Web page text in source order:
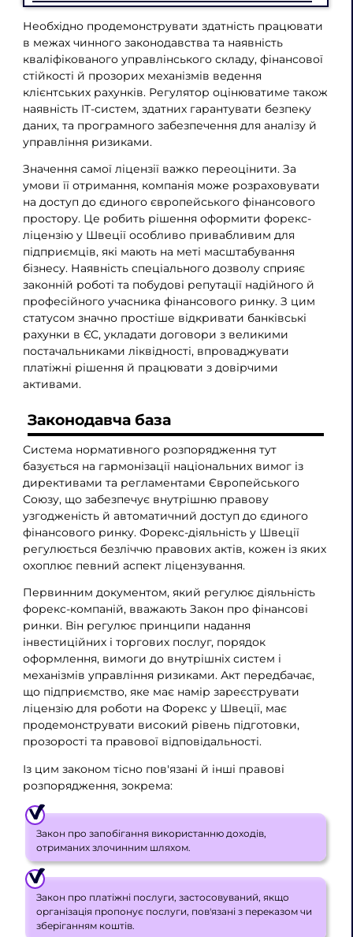
Необхідно продемонструвати здатність працювати
в межах чинного законодавства та наявність
кваліфікованого управлінського складу, фінансової
стійкості й прозорих механізмів ведення
клієнтських рахунків. Регулятор оцінюватиме також
наявність IT-систем, здатних гарантувати безпеку
даних, та програмного забезпечення для аналізу й
управління ризиками.
Значення самої ліцензії важко переоцінити. За
умови її отримання, компанія може розраховувати
на доступ до єдиного європейського фінансового
простору. Це робить рішення оформити форекс-
ліцензію у Швеції особливо привабливим для
підприємців, які мають на меті масштабування
бізнесу. Наявність спеціального дозволу сприяє
законній роботі та побудові репутації надійного й
професійного учасника фінансового ринку. З цим
статусом значно простіше відкривати банківські
рахунки в ЄС, укладати договори з великими
постачальниками ліквідності, впроваджувати
платіжні рішення й працювати з довірчими
активами.
Законодавча база
Система нормативного розпорядження тут
базується на гармонізації національних вимог із
директивами та регламентами Європейського
Союзу, що забезпечує внутрішню правову
узгодженість й автоматичний доступ до єдиного
фінансового ринку. Форекс-діяльність у Швеції
регулюється безліччю правових актів, кожен із яких
охоплює певний аспект ліцензування.
Первинним документом, який регулює діяльність
форекс-компаній, вважають Закон про фінансові
ринки. Він регулює принципи надання
інвестиційних і торгових послуг, порядок
оформлення, вимоги до внутрішніх систем і
механізмів управління ризиками. Акт передбачає,
що підприємство, яке має намір зареєструвати
ліцензію для роботи на Форекс у Швеції, має
продемонструвати високий рівень підготовки,
прозорості та правової відповідальності.
Із цим законом тісно пов'язані й інші правові
розпорядження, зокрема:
Закон про запобігання використанню доходів,
отриманих злочинним шляхом.
Закон про платіжні послуги, застосовуваний, якщо
організація пропонує послуги, пов'язані з переказом чи
зберіганням коштів.